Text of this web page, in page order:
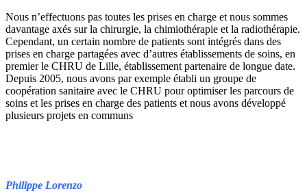
Nous n’effectuons pas toutes les prises en charge et nous sommes
davantage axés sur la chirurgie, la chimiothérapie et la radiothérapie.
Cependant, un certain nombre de patients sont intégrés dans des
prises en charge partagées avec d’autres établissements de soins, en
premier le CHRU de Lille, établissement partenaire de longue date.
Depuis 2005, nous avons par exemple établi un groupe de
coopération sanitaire avec le CHRU pour optimiser les parcours de
soins et les prises en charge des patients et nous avons développé
plusieurs projets en communs
Philippe Lorenzo